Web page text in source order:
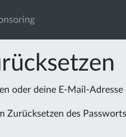
oder deine E-Mail-Adresse
Zurücksetzen des